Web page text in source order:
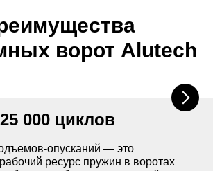
ворот Alutech
000 циклов
опусканий — это
ресурс пружин в воротах
пластик с максимальной прозрачностью.
Применяется в помещениях с низкими
230 мм для ворот без калитки и не менее
250 мм для ворот с калиткой.